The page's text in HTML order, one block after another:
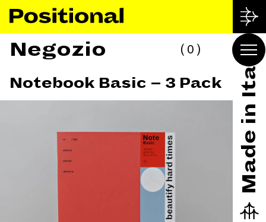
Negozio 0
Notebook Basic – 3 Pack